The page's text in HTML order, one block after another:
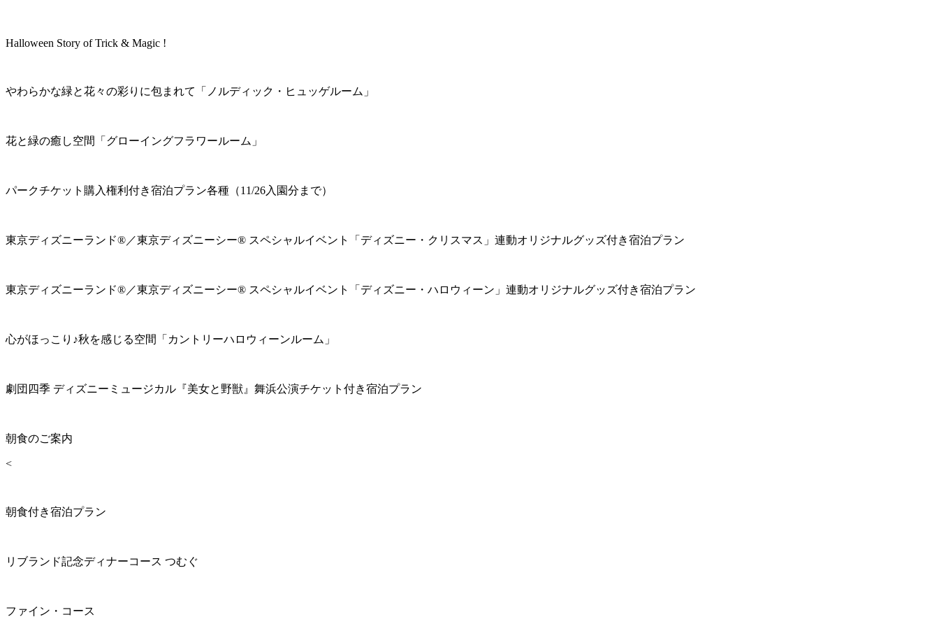
Halloween Story of Trick & Magic !
やわらかな緑と花々の彩りに包まれて「ノルディック・ヒュッゲルーム」
花と緑の癒し空間「グローイングフラワールーム」
パークチケット購入権利付き宿泊プラン各種（11/26入園分まで）
東京ディズニーランド®／東京ディズニーシー® スペシャルイベント「ディズニー・クリスマス」連動オリジナルグッズ付き宿泊プラン
東京ディズニーランド®／東京ディズニーシー® スペシャルイベント「ディズニー・ハロウィーン」連動オリジナルグッズ付き宿泊プラン
心がほっこり♪秋を感じる空間「カントリーハロウィーンルーム」
劇団四季 ディズニーミュージカル『美女と野獣』舞浜公演チケット付き宿泊プラン
朝食のご案内
<
朝食付き宿泊プラン
リブランド記念ディナーコース つむぐ
ファイン・コース